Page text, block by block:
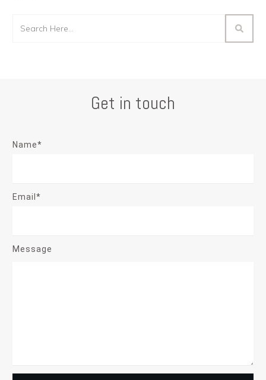
Get in touch
Name*
Email*
Message